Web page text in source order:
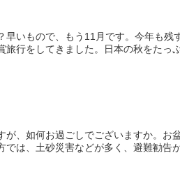
早いもので、もう11月です。今年も
旅行をしてきました。日本の秋をたっ
が、如何お過ごしでございますか。お
では、土砂災害などが多く、避難勧告